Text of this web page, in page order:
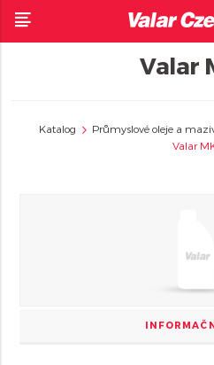
Valar
Katalog Průmyslové oleje a
Valar